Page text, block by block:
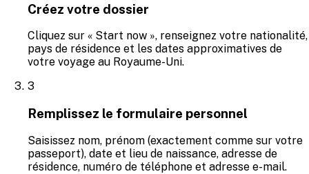
Créez votre dossier
Cliquez sur « Start now », renseignez votre nationalité,
pays de résidence et les dates approximatives de
votre voyage au Royaume-Uni.
3
Remplissez le formulaire personnel
Saisissez nom, prénom (exactement comme sur votre
passeport), date et lieu de naissance, adresse de
résidence, numéro de téléphone et adresse e-mail.